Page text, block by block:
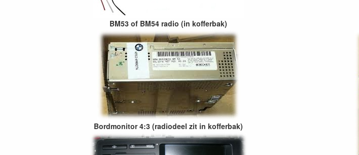
BM53 of BM54 radio (in kofferbak)
Bordmonitor 4:3 (radiodeel zit in kofferbak)